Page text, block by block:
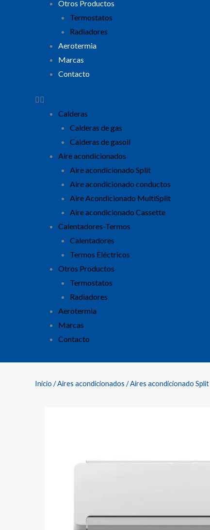
Otros Productos
Termostatos
Radiadores
Aerotermia
Marcas
Contacto
Calderas
Calderas de gas
Calderas de gasoil
Aire acondicionados
Aire acondicionado Split
Aire acondicionado conductos
Aire Acondicionado MultiSplit
Aire acondicionado Cassette
Calentadores-Termos
Calentadores
Termos Eléctricos
Otros Productos
Termostatos
Radiadores
Aerotermia
Marcas
Contacto
Inicio /Aires acondicionados /Aires acondicionado Split